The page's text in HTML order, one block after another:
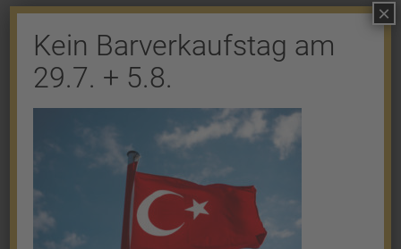
Shop
Platin
Kein Barverkaufstag am
29.7. + 5.8.
×